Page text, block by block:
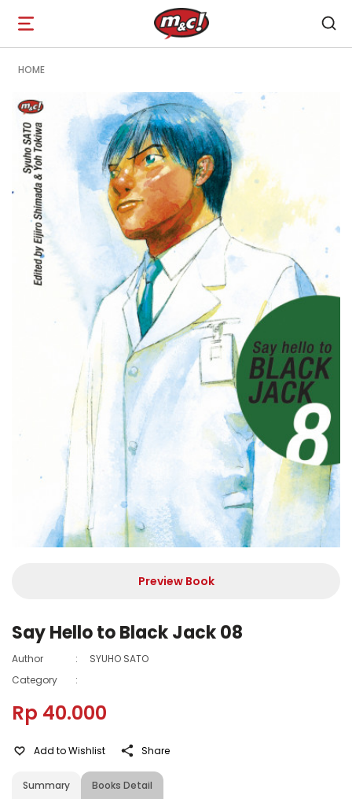
Open
navigation
HOME
Preview Book
Say Hello to Black Jack 08
Author :
SYUHO SATO
Category
:
Rp 40.000
Summary Books Detail
Add to Wishlist Share